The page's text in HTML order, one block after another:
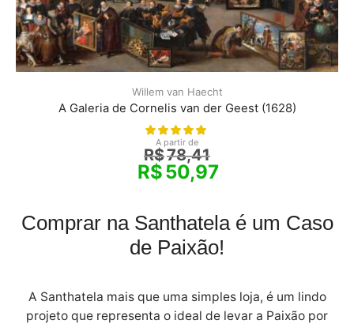
Willem van Haecht
A Galeria de Cornelis van der Geest (1628)
A partir de
R$78,41
R$50,97
Comprar na Santhatela é um Caso
de Paixão!
A Santhatela mais que uma simples loja, é um lindo
projeto que representa o ideal de levar a Paixão por